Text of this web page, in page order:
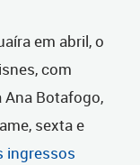
em abril, o
com
Ana Botafogo,
sexta e
ingressos